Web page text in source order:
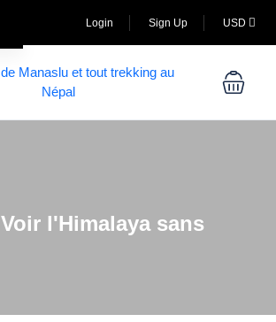
Login Sign Up USD
Voir l'Himalaya sans